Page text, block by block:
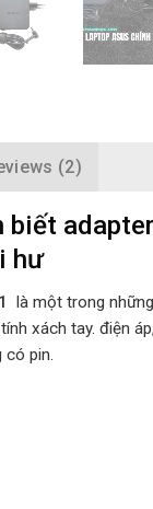
(2)
biết
hư
là một trong
xách tay. điện
có pin.